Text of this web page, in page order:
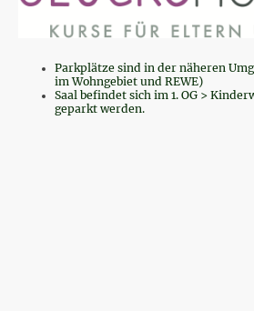
Parkplätze sind in der näheren
im Wohngebiet und REWE)
Saal befindet sich im 1. OG >
geparkt werden.